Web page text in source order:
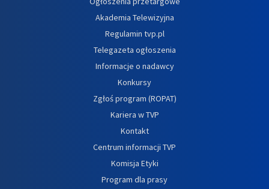
Akademia Telewizyjna
Regulamin tvp.pl
Telegazeta ogłoszenia
Informacje o nadawcy
Konkursy
Zgłoś program (ROPAT)
Kariera w TVP
Kontakt
Centrum informacji TVP
Komisja Etyki
Program dla prasy